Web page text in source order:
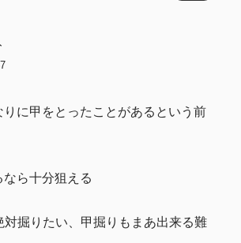
りに甲をとったことがあるという前
ら十分狙える
対掘りたい、甲掘りもまあ出来る難